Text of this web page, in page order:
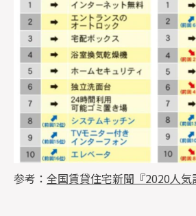
参考： 全国賃貸住宅新聞『2020人気